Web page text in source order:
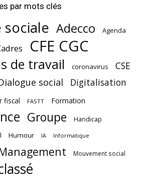
par mots clés
Adecco Agenda
CFE CGC
de travail coronavirus CSE
social Digitalisation
fiscal FASTT Formation
Groupe Handicap
Humour IA Informatique
Mouvement social